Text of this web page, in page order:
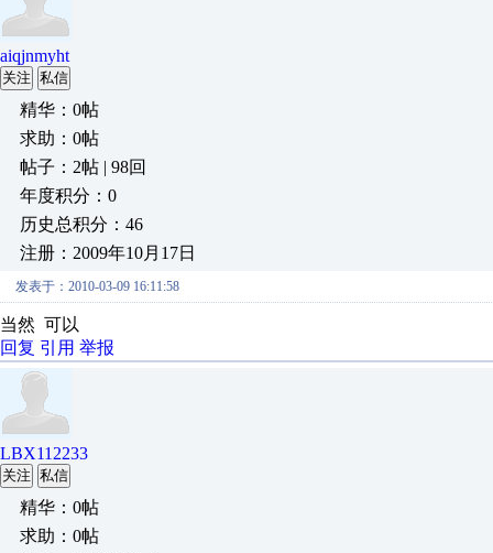
aiqjnmyht
关注 私信
精华：0帖
求助：0帖
帖子：2帖 | 98回
年度积分：0
历史总积分：46
注册：2009年10月17日
发表于：2010-03-09 16:11:58
当然 可以
回复 引用 举报
LBX112233
关注 私信
精华：0帖
求助：0帖